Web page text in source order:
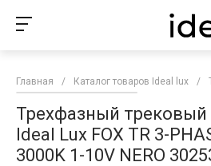
Главная / Каталог товаров Ideal lux /
Трехфазный трековый
Ideal Lux FOX TR 3-
3000K 1-10V NERO